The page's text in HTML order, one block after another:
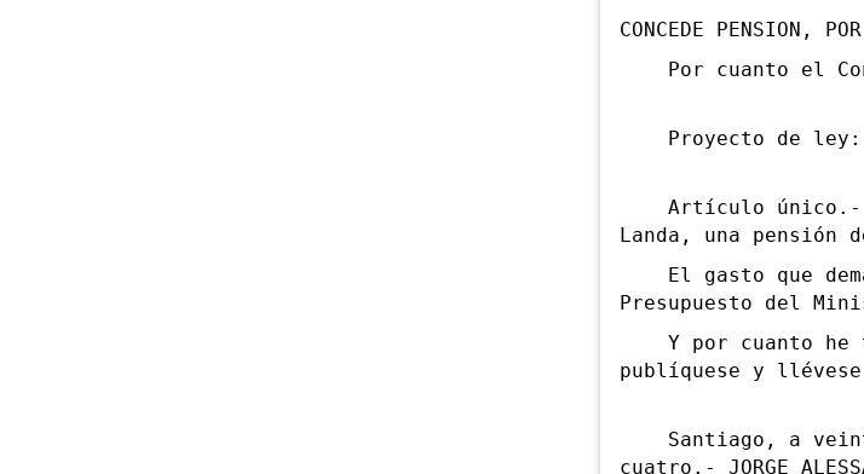
CONCEDE PENSION,
Por cuanto el
Proyecto de ley:
Artículo único.-
Landa, una pensión
El gasto que
Presupuesto del
Y por cuanto he
publíquese y
Santiago, a
cuatro.- JORGE